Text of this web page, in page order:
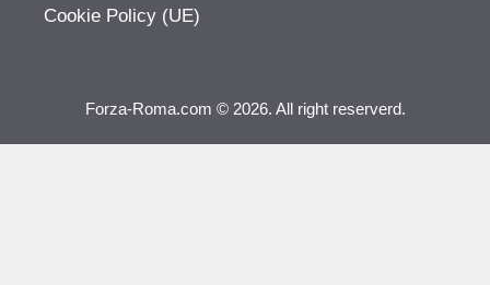
Cookie Policy (UE)
Forza-Roma.com © 2026. All right reserverd.